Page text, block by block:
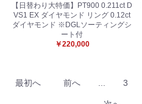
【日替わり大特価】PT900 0.211ct D
VS1 EX ダイヤモンド リング 0.12ct
ダイヤモンド ※DGLソーティングシ
ート付
￥220,000
最初へ 前へ 3